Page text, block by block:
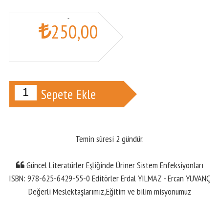
250,00
Sepete Ekle
Temin süresi 2 gündür.
Güncel Literatürler Eşliğinde Üriner Sistem Enfeksiyonları
ISBN: 978-625-6429-55-0 Editörler Erdal YILMAZ - Ercan YUVANÇ
Değerli Meslektaşlarımız,Eğitim ve bilim misyonumuz